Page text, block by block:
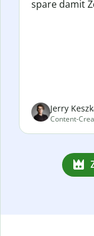
spare damit
Jerry
Content-